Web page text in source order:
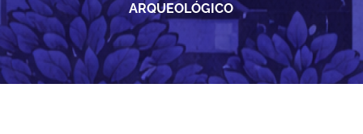
ARQUEOLÓGICO